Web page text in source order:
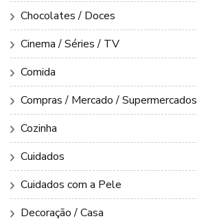
Chocolates / Doces
Cinema / Séries / TV
Comida
Compras / Mercado / Supermercados
Cozinha
Cuidados
Cuidados com a Pele
Decoração / Casa